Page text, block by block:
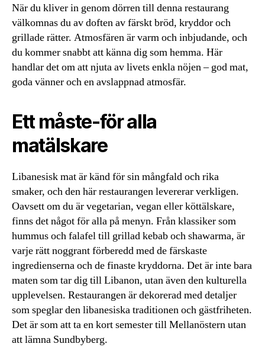
När du kliver in genom dörren till denna restaurang
välkomnas du av doften av färskt bröd, kryddor och
grillade rätter. Atmosfären är varm och inbjudande, och
du kommer snabbt att känna dig som hemma. Här
handlar det om att njuta av livets enkla nöjen – god mat,
goda vänner och en avslappnad atmosfär.
Ett måste-för alla
matälskare
Libanesisk mat är känd för sin mångfald och rika
smaker, och den här restaurangen levererar verkligen.
Oavsett om du är vegetarian, vegan eller köttälskare,
finns det något för alla på menyn. Från klassiker som
hummus och falafel till grillad kebab och shawarma, är
varje rätt noggrant förberedd med de färskaste
ingredienserna och de finaste kryddorna. Det är inte bara
maten som tar dig till Libanon, utan även den kulturella
upplevelsen. Restaurangen är dekorerad med detaljer
som speglar den libanesiska traditionen och gästfriheten.
Det är som att ta en kort semester till Mellanöstern utan
att lämna Sundbyberg.